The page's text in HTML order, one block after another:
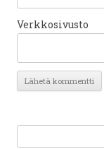
Verkkosivusto